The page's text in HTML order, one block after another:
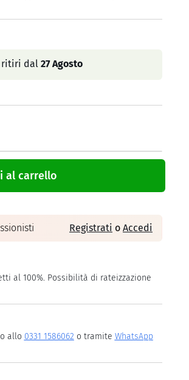
ritiri dal 27 Agosto
al carrello
Registrati o Accedi
al 100%. Possibilità di rateizzazione
allo 0331 1586062 o tramite WhatsApp